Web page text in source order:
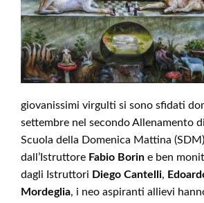
giovanissimi virgulti si sono sfidati
settembre nel secondo Allenamento
Scuola della Domenica Mattina
dall’Istruttore Fabio Borin e ben
dagli Istruttori Diego Cantelli,
Mordeglia, i neo aspiranti allievi